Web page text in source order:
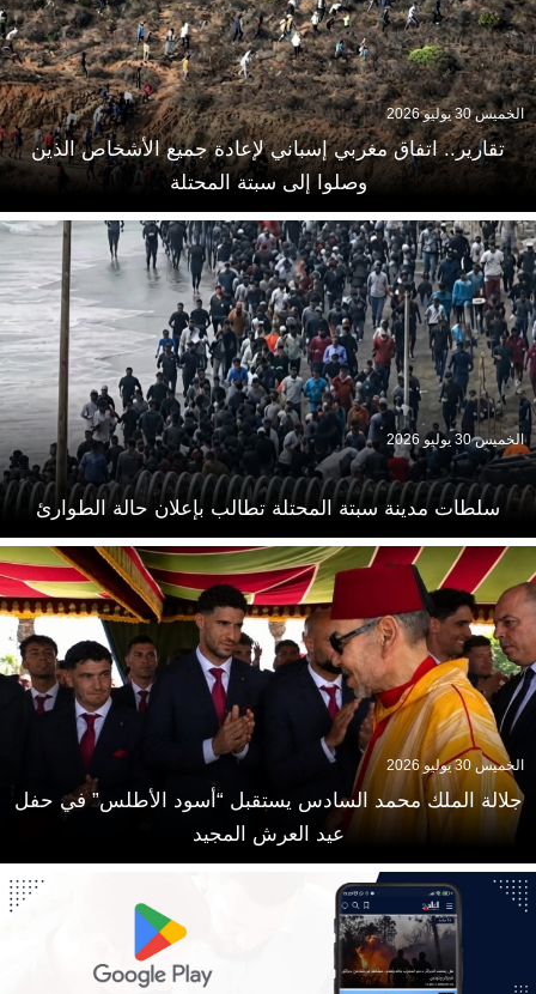
تقارير.. اتفاق مغربي إسباني لإعادة جميع الأشخاص الذين
وصلوا إلى سبتة المحتلة
الخميس 30 يوليو 2026
سلطات مدينة سبتة المحتلة تطالب بإعلان حالة الطوارئ
الخميس 30 يوليو 2026
جلالة الملك محمد السادس يستقبل “أسود الأطلس” في حفل
عيد العرش المجيد
الخميس 30 يوليو 2026